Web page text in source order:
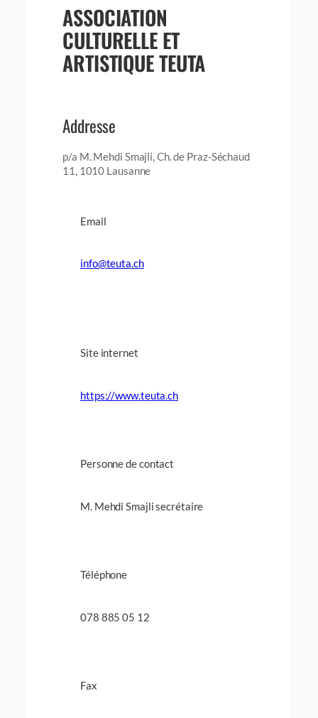
ASSOCIATION
CULTURELLE ET
ARTISTIQUE TEUTA
Addresse
p/a M. Mehdi Smajli, Ch. de Praz-Séchaud
11, 1010 Lausanne
Email
info@teuta.ch
Site internet
https://www.teuta.ch
Personne de contact
M. Mehdi Smajli secrétaire
Téléphone
078 885 05 12
Fax